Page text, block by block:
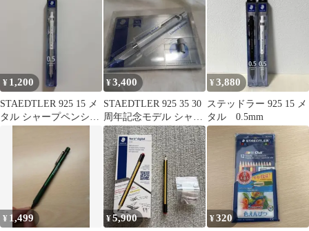
ブルー
¥ 1,200
STAEDTLER 925 15 メ
タル シャープペンシル
¥3,400
STAEDTLER 925 35 30
周年記念モデル シャー
プペンシル
¥3,880
ステッドラー 925 15 メ
タル 0.5mm
¥ 1,499 ¥5,900 ¥320